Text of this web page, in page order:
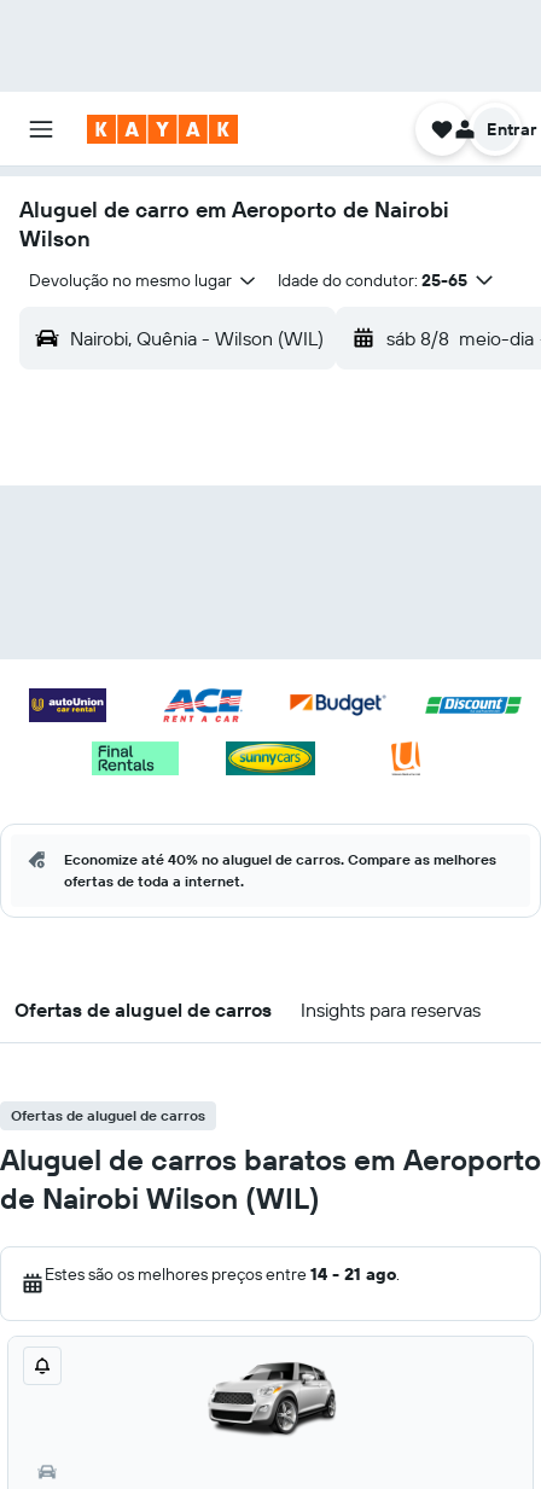
Entrar
Aluguel de carro em Aeroporto de Nairobi
Wilson
Devolução no mesmo lugar Idade do condutor: 25-65
Nairobi, Quênia - Wilson (WIL) sáb 8/8 meio-dia
Economize até 40% no aluguel de carros. Compare as melhores
ofertas de toda a internet.
Ofertas de aluguel de carros Insights para reservas
Ofertas de aluguel de carros
Aluguel de carros baratos em Aeroporto
de Nairobi Wilson (WIL)
Estes são os melhores preços entre14 - 21 ago.